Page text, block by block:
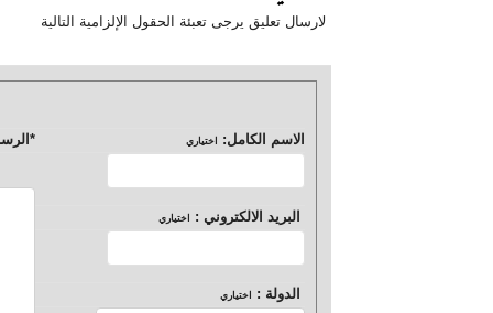
لارسال تعليق يرجى تعبئة الحقول الإلزامية التالية
الاسم الكامل: اختياري *
البريد الالكتروني : اختياري
الدولة : اختياري